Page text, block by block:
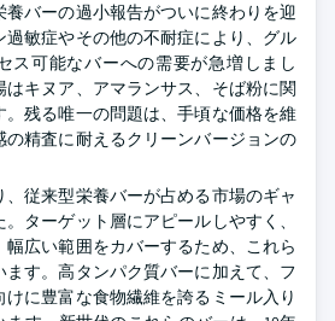
バーの過小報告がついに終わりを迎
過敏症やその他の不耐症により、グル
ス可能なバーへの需要が急増しまし
はキヌア、アマランサス、そば粉に関
。残る唯一の問題は、手頃な価格を維
の精査に耐えるクリーンバージョンの
従来型栄養バーが占める市場のギャ
ターゲット層にアピールしやすく、
広い範囲をカバーするため、これら
す。高タンパク質バーに加えて、フ
けに豊富な食物繊維を誇るミール入り